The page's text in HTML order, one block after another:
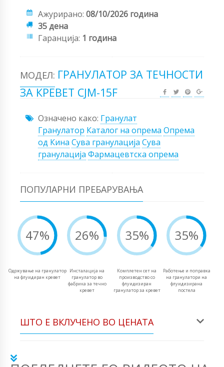
Ажурирано: 08/10/2026 година
35 дена
Гаранција: 1 година
МОДЕЛ: ГРАНУЛАТОР ЗА ТЕЧНОСТИ
ЗА КРЕВЕТ CJM-15F
Означено како: Гранулат
Гранулатор Каталог на опрема Опрема
од Кина Сува гранулација Сува
гранулација Фармацевтска опрема
ПОПУЛАРНИ ПРЕБАРУВАЊА
47%
Одржување на гранулатор
на флуидиран кревет
26%
Инсталација на
гранулатор во
фабрика за течно
кревет
35%
Комплетен сет на
производство со
флуидизиран
гранулатор за кревет
35%
Работење и поправка
на гранулатори на
флуидизирана
постела
ШТО Е ВКЛУЧЕНО ВО ЦЕНАТА